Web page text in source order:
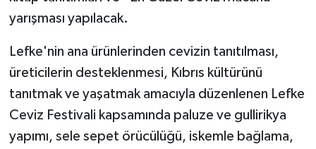
yarışması yapılacak.
Lefke'nin ana ürünlerinden cevizin tanıtılması,
üreticilerin desteklenmesi, Kıbrıs kültürünü
tanıtmak ve yaşatmak amacıyla düzenlenen Lefke
Ceviz Festivali kapsamında paluze ve gullirikya
yapımı, sele sepet örücülüğü, iskemle bağlama,